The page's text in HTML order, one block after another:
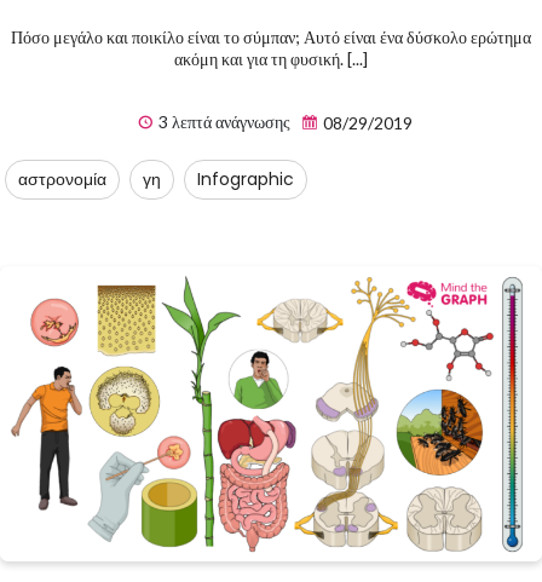
Πόσο μεγάλο και ποικίλο είναι το σύμπαν; Αυτό είναι ένα δύσκολο ερώτημα
ακόμη και για τη φυσική. [...]
3 λεπτά ανάγνωσης 08/29/2019
αστρονομία γη Infographic